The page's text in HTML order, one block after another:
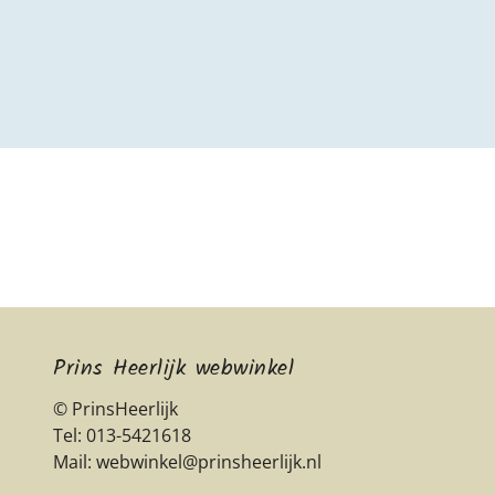
Prins Heerlijk webwinkel
© PrinsHeerlijk
Tel: 013-5421618
Mail: webwinkel@prinsheerlijk.nl